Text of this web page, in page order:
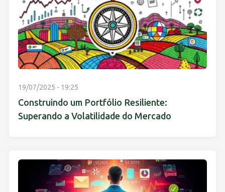
19/07/2025 - 19:25
Construindo um Portfólio Resiliente:
Superando a Volatilidade do Mercado